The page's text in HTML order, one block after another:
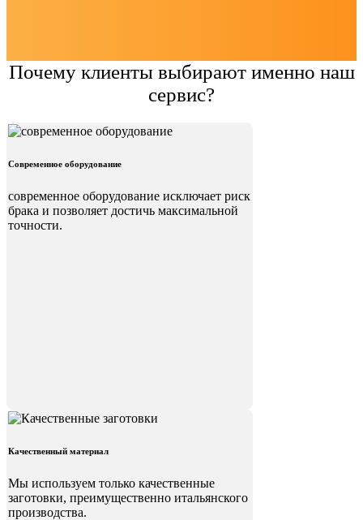
Почему клиенты выбирают именно наш
сервис?
Современное оборудование
современное оборудование исключает риск
брака и позволяет достичь максимальной
точности.
Качественный материал
Мы используем только качественные
заготовки, преимущественно итальянского
производства.